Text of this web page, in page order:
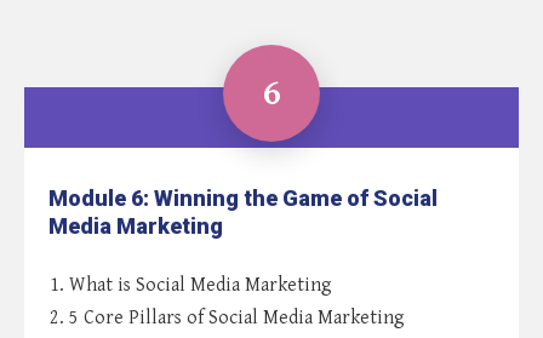
6
Module 6: Winning the Game of Social
Media Marketing
1. What is Social Media Marketing
2. 5 Core Pillars of Social Media Marketing